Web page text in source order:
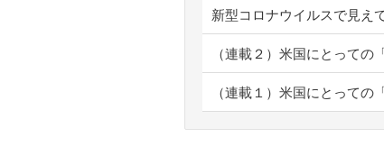
新型コロナウイルスで見え
（連載２）米国にとっての
（連載１）米国にとっての